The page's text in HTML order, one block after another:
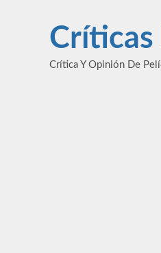
contenidoCríticas
Crítica Y Opinión De